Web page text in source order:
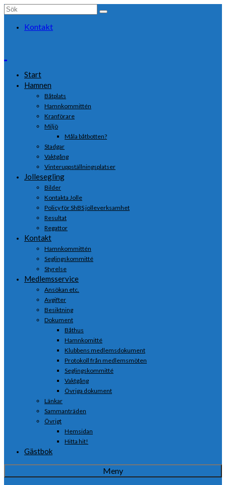
Search
Kontakt
Start
Hamnen
Båtplats
Hamnkommittén
Kranförare
Miljö
Måla båtbotten?
Stadgar
Vaktgång
Vinteruppställningsplatser
Jollesegling
Bilder
Kontakta Jolle
Policy för ShBS jolleverksamhet
Resultat
Regattor
Kontakt
Hamnkommittén
Seglingskommitté
Styrelse
Medlemsservice
Ansökan etc.
Avgifter
Besiktning
Dokument
Båthus
Hamnkomitté
Klubbens medlemsdokument
Protokoll från medlemsmöten
Seglingskommitté
Vaktgång
Övriga dokument
Länkar
Sammanträden
Övrigt
Hemsidan
Hitta hit!
Gästbok
Meny